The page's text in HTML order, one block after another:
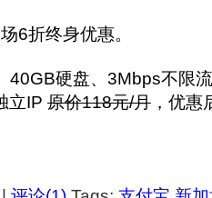
6折终身优惠。
40GB硬盘、3Mbps不限
立IP 原价118元/月 ，优惠